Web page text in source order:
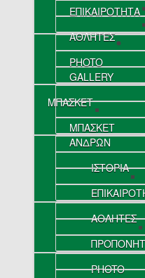
ΕΠΙΚΑΙΡΟΤΗΤΑ
ΑΘΛΗΤΕΣ
PHOTO
GALLERY
ΜΠΑΣΚΕΤ
ΜΠΑΣΚΕΤ
ΑΝΔΡΩΝ
ΙΣΤΟΡΙΑ
ΑΘΛΗΤΕΣ
PHOTO